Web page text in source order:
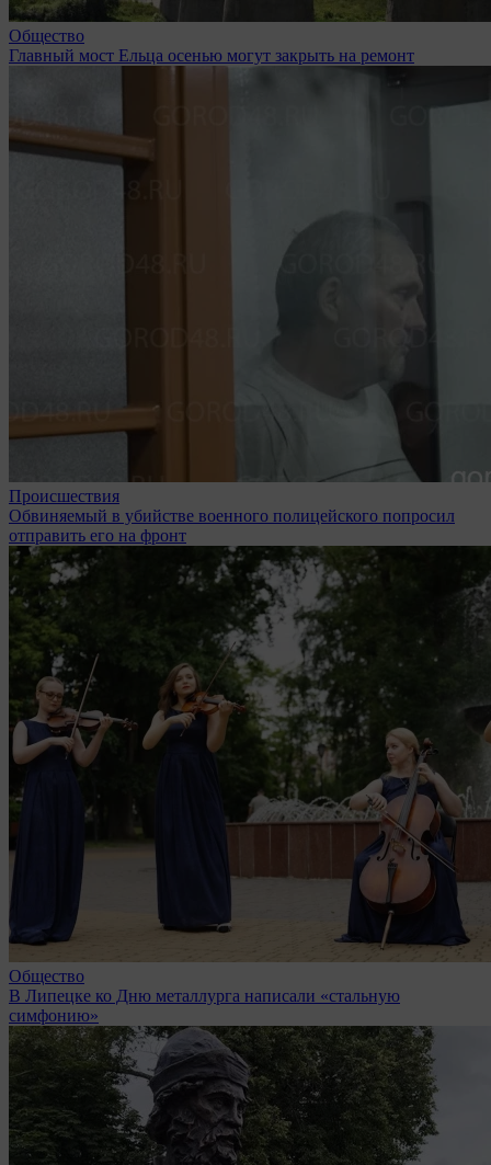
Общество
Главный мост Ельца осенью могут закрыть на ремонт
Происшествия
Обвиняемый в убийстве военного полицейского попросил
отправить его на фронт
Общество
В Липецке ко Дню металлурга написали «стальную
симфонию»